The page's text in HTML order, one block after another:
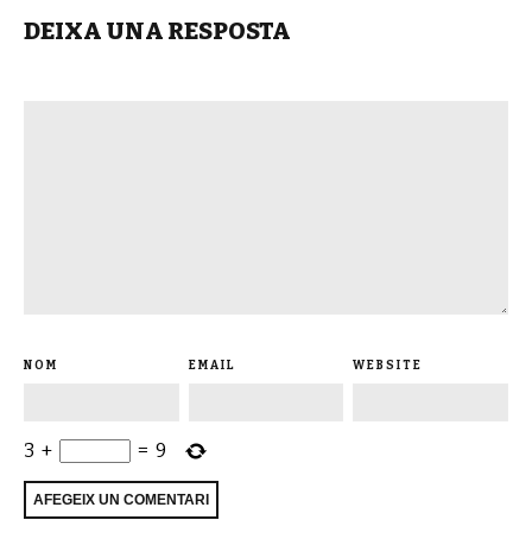
DEIXA UNA RESPOSTA
NOM EMAIL WEBSITE
3 + = 9